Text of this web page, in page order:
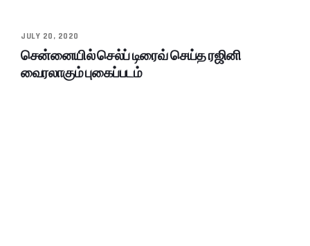
JULY 20, 2020
சென்னையில் செல்ப் டிரைவ் செய்த ரஜினி
வைரலாகும் புகைப்படம்